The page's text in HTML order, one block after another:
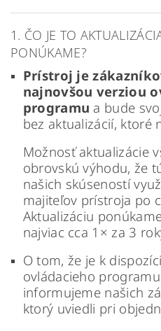
1. ČO JE TO
PONÚKAME?
Prístroj je
najnovšou verziou
programu a bude
bez aktualizácií, ktoré
Možnosť aktualizácie
obrovskú výhodu, že
našich skúseností
majiteľov prístroja po
Aktualizáciu
najviac cca 1× za 3
O tom, že je k
ovládacieho
informujeme našich
ktorý uviedli pri